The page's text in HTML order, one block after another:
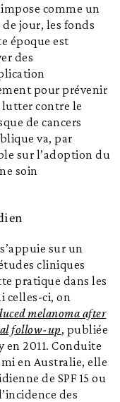
comme un
jour, les fonds
époque est
des
pour prévenir
lutter contre le
de cancers
va, par
sur l’adoption du
soin
sur un
cliniques
pratique dans les
celles-ci, on
melanoma after
follow-up, publiée
2011. Conduite
en Australie, elle
de SPF 15 ou
des